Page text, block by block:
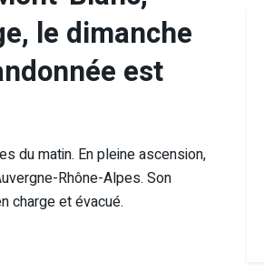
le dimanche
est
du matin. En pleine ascension,
Rhône-Alpes. Son
charge et évacué.